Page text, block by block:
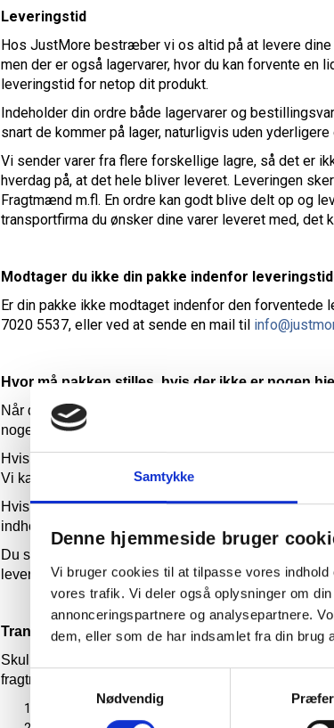
Samtykke
Denne hjemmeside bruger
Vi bruger cookies til at tilpasse vores
vores trafik. Vi deler også oplysninger om
annonceringspartnere og analysepartnere.
dem, eller som de har indsamlet fra din brug
Samtykkevalg
Nødvendig
Leveringstid
Hos JustMore bestræber vi os altid på at levere dine
men der er også lagervarer, hvor du kan forvente
leveringstid for netop dit produkt.
Indeholder din ordre både lagervarer og
snart de kommer på lager, naturligvis uden
Vi sender varer fra flere forskellige lagre, så det er
hverdag på, at det hele bliver leveret. Leveringen
Fragtmænd m.fl. En ordre kan godt blive delt op og
transportfirma du ønsker dine varer leveret med, det
Modtager du ikke din pakke indenfor
Er din pakke ikke modtaget indenfor den
7020 5537, eller ved at sende en mail til
Hvor må pakken stilles, hvis der ikke er nogen
Når du kommer til betalingssiden, har du i feltet
nogen hjemme til at tage imod.
Hvis ordren må stilles uden kvittering, er det her
Vi kan dog ikke garantere at ordren stilles nøjagtigt
Hvis du vælger denne løsning, overgår risikoen for
indhold hurtigst muligt, og kontakte os med det
Du skal dog være opmærksom på, at det kan være
leveret uden kvittering, og har stået uden opsyn i en
Transportskade / defekt produkt ved
Skulle der mod forventning være sket en synlig
fragtmanden opmærksom på dette:
Enten kan du modtage pakken med forbehold.